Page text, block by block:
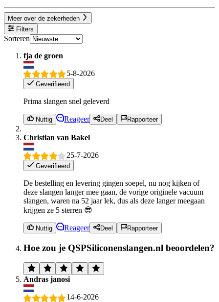
Meer over de zekerheden
Filters
Sorteren
fja de groen
5-8-2026
Geverifieerd
Prima slangen snel geleverd
Nuttig Reageer Deel Rapporteer
Christian van Bakel
25-7-2026
Geverifieerd
De bestelling en levering gingen soepel, nu nog kijken of
deze slangen langer mee gaan, de vorige originele vacuum
slangen, waren na 52 jaar lek, dus als deze langer meegaan
krijgen ze 5 sterren 😎
Nuttig Reageer Deel Rapporteer
Hoe zou je QSPSiliconenslangen.nl beoordelen?
Andras janosi
14-6-2026